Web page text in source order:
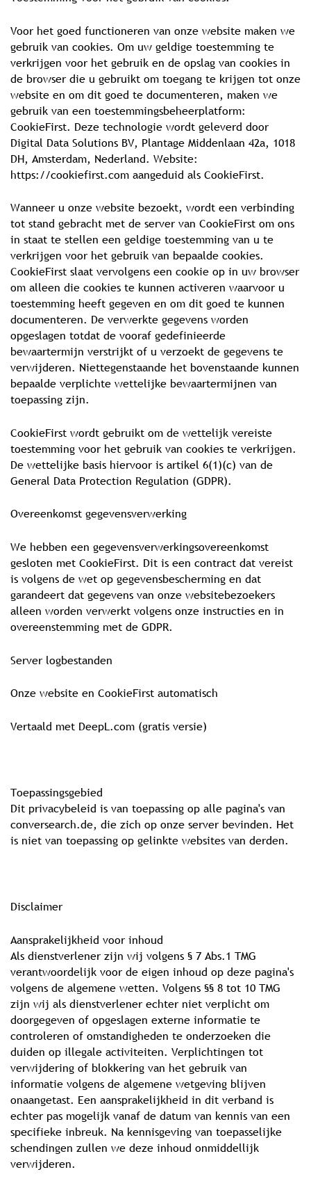
Voor het goed functioneren van onze website maken we
gebruik van cookies. Om uw geldige toestemming te
verkrijgen voor het gebruik en de opslag van cookies in
de browser die u gebruikt om toegang te krijgen tot onze
website en om dit goed te documenteren, maken we
gebruik van een toestemmingsbeheerplatform:
CookieFirst. Deze technologie wordt geleverd door
Digital Data Solutions BV, Plantage Middenlaan 42a, 1018
DH, Amsterdam, Nederland. Website:
https://cookiefirst.com aangeduid als CookieFirst.
Wanneer u onze website bezoekt, wordt een verbinding
tot stand gebracht met de server van CookieFirst om ons
in staat te stellen een geldige toestemming van u te
verkrijgen voor het gebruik van bepaalde cookies.
CookieFirst slaat vervolgens een cookie op in uw browser
om alleen die cookies te kunnen activeren waarvoor u
toestemming heeft gegeven en om dit goed te kunnen
documenteren. De verwerkte gegevens worden
opgeslagen totdat de vooraf gedefinieerde
bewaartermijn verstrijkt of u verzoekt de gegevens te
verwijderen. Niettegenstaande het bovenstaande kunnen
bepaalde verplichte wettelijke bewaartermijnen van
toepassing zijn.
CookieFirst wordt gebruikt om de wettelijk vereiste
toestemming voor het gebruik van cookies te verkrijgen.
De wettelijke basis hiervoor is artikel 6(1)(c) van de
General Data Protection Regulation (GDPR).
Overeenkomst gegevensverwerking
We hebben een gegevensverwerkingsovereenkomst
gesloten met CookieFirst. Dit is een contract dat vereist
is volgens de wet op gegevensbescherming en dat
garandeert dat gegevens van onze websitebezoekers
alleen worden verwerkt volgens onze instructies en in
overeenstemming met de GDPR.
Server logbestanden
Onze website en CookieFirst automatisch
Vertaald met DeepL.com (gratis versie)
Toepassingsgebied
Dit privacybeleid is van toepassing op alle pagina's van
conversearch.de, die zich op onze server bevinden. Het
is niet van toepassing op gelinkte websites van derden.
Disclaimer
Aansprakelijkheid voor inhoud
Als dienstverlener zijn wij volgens § 7 Abs.1 TMG
verantwoordelijk voor de eigen inhoud op deze pagina's
volgens de algemene wetten. Volgens §§ 8 tot 10 TMG
zijn wij als dienstverlener echter niet verplicht om
doorgegeven of opgeslagen externe informatie te
controleren of omstandigheden te onderzoeken die
duiden op illegale activiteiten. Verplichtingen tot
verwijdering of blokkering van het gebruik van
informatie volgens de algemene wetgeving blijven
onaangetast. Een aansprakelijkheid in dit verband is
echter pas mogelijk vanaf de datum van kennis van een
specifieke inbreuk. Na kennisgeving van toepasselijke
schendingen zullen we deze inhoud onmiddellijk
verwijderen.